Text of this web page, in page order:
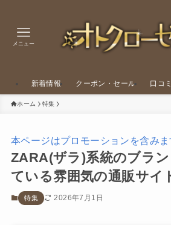
メニュー
新着情報 クーポン・セール 口コ
ホーム 特集
本ページはプロモーションを含みま
ZARA(ザラ)系統のブラ
ている雰囲気の通販サイ
特集 2026年7月1日